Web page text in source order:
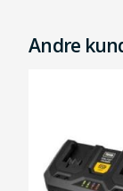
Andre